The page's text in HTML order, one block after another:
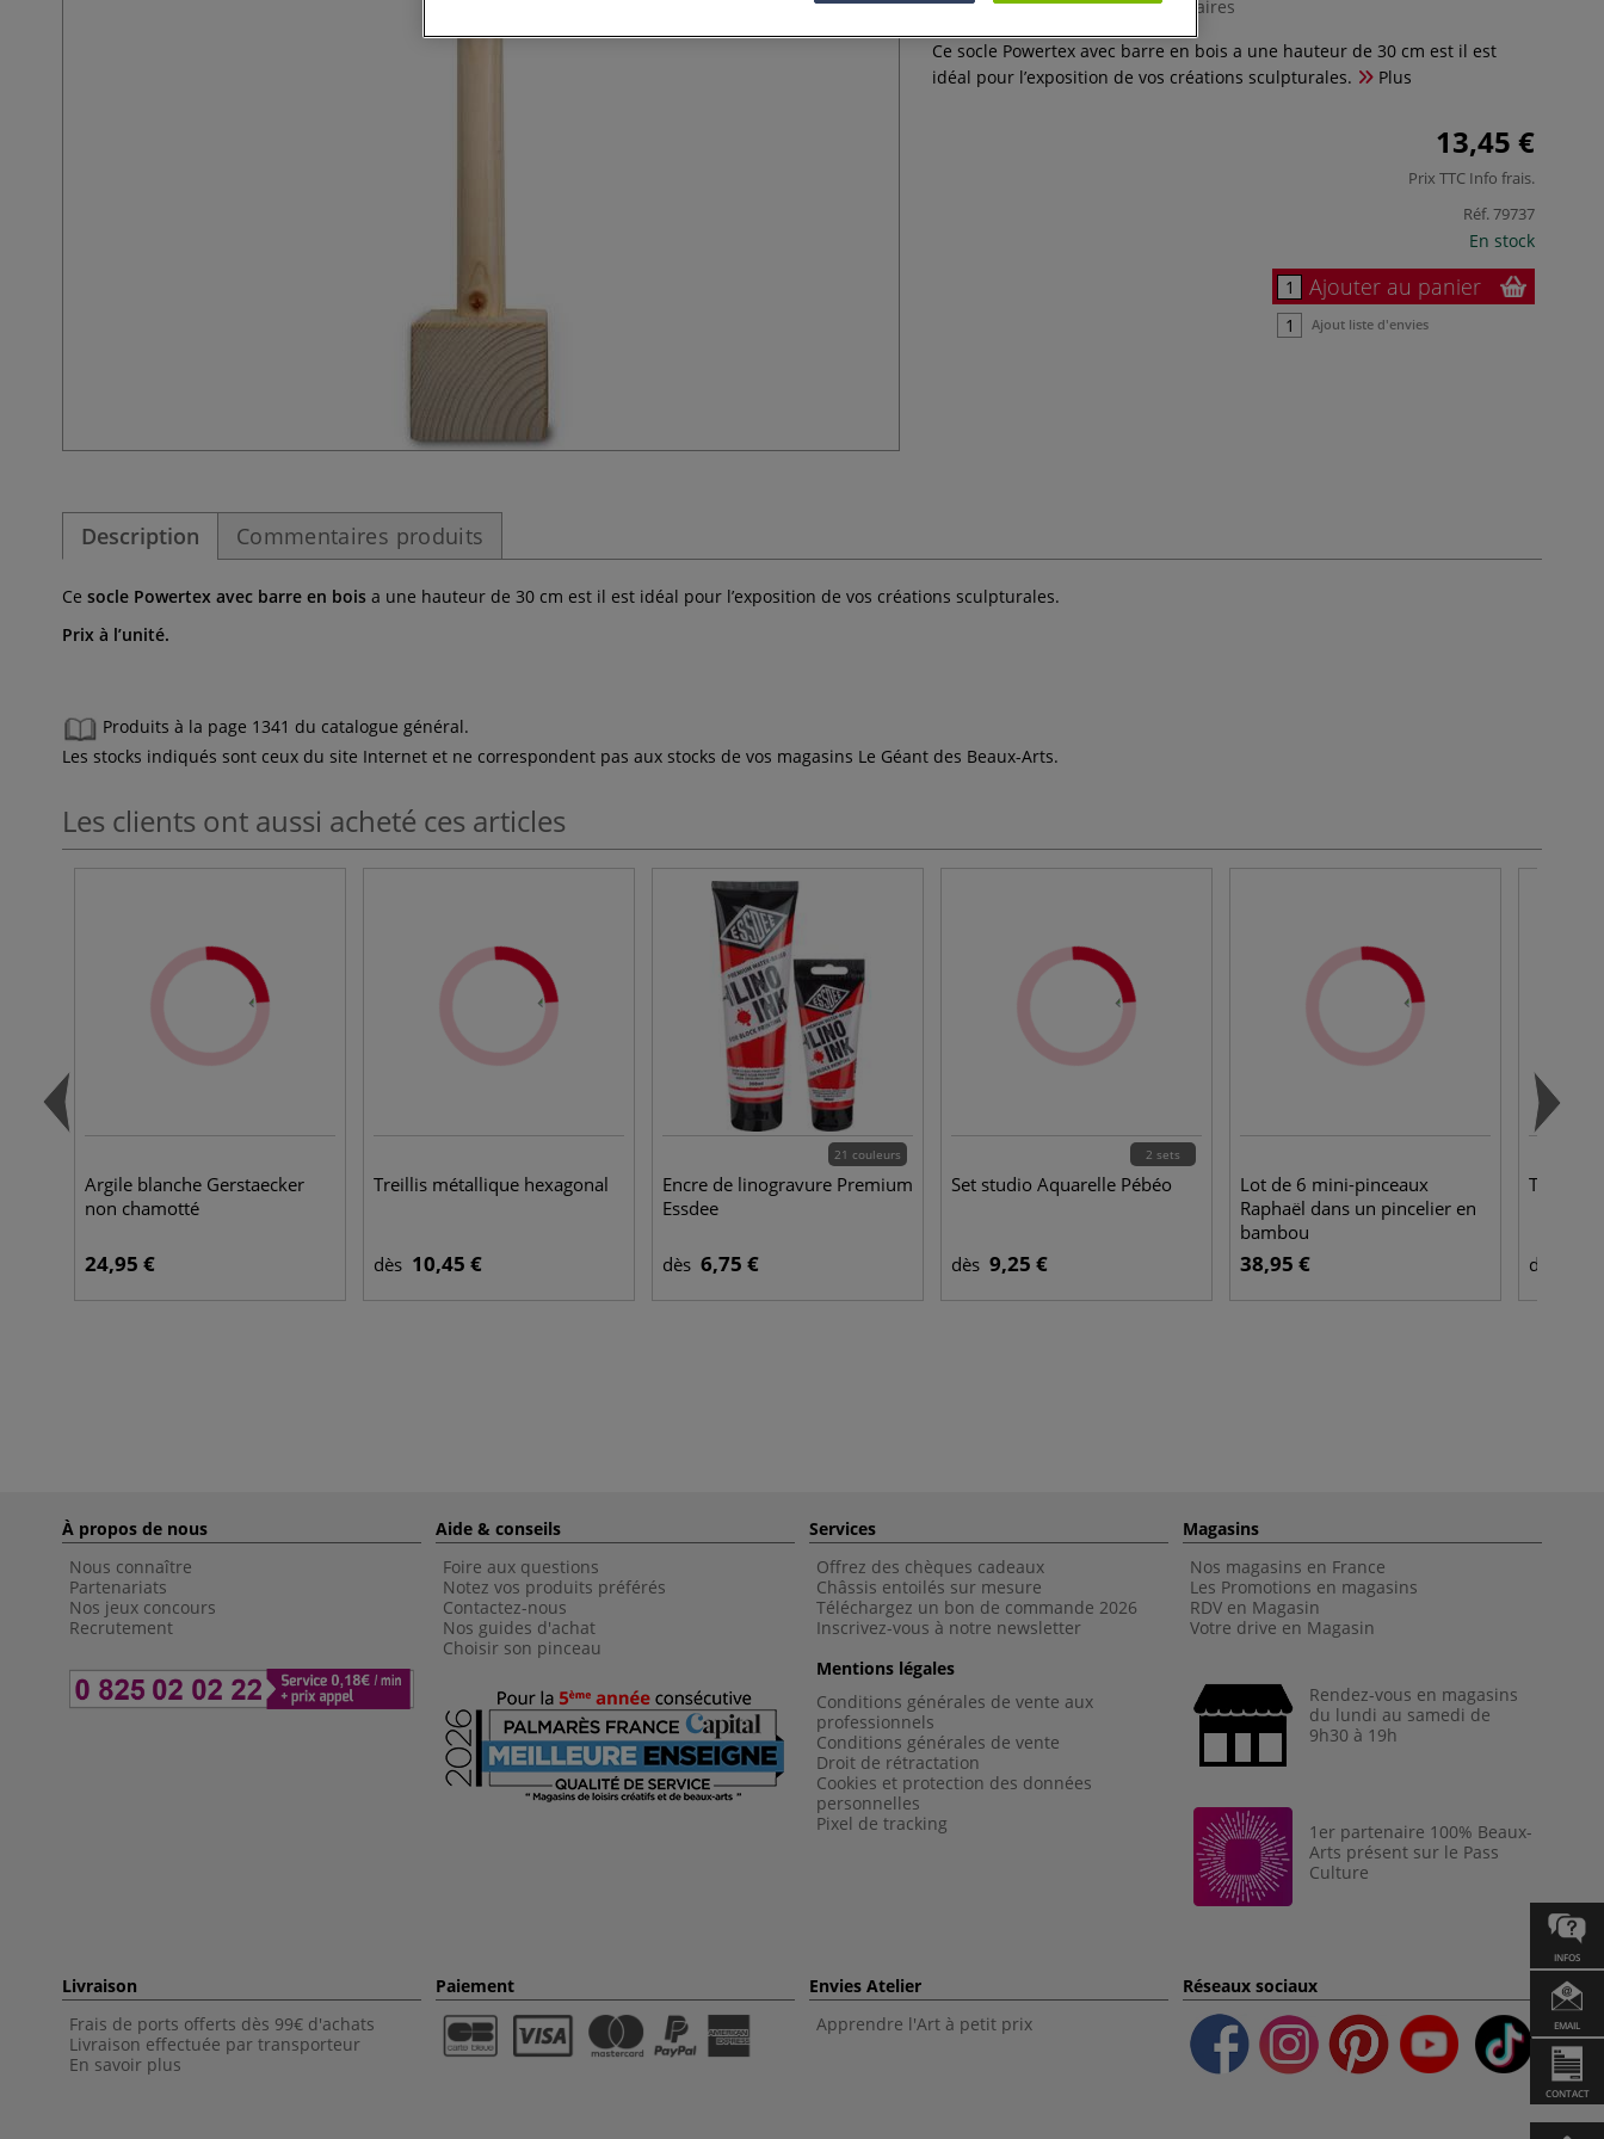
INFOS
EMAIL
CONTACT
0 Commentaires
Ce socle Powertex avec barre en bois a une hauteur de 30 cm est il est
idéal pour l’exposition de vos créations sculpturales.
Plus
13,45 €
Prix TTC Info frais.
Réf.79737
En stock
Ajouter au panier
Ajout liste d'envies
Description Commentaires produits
Ce socle Powertex avec barre en bois a une hauteur de 30 cm est il est idéal pour l’exposition de vos créations sculpturales.
Prix à l’unité.
Produits à la page 1341 du catalogue général.
Les stocks indiqués sont ceux du site Internet et ne correspondent pas aux stocks de vos magasins Le Géant des Beaux-Arts.
Les clients ont aussi acheté ces articles
Argile blanche Gerstaecker
non chamotté
24,95 €
Treillis métallique hexagonal
dès 10,45 €
21 couleurs
Encre de linogravure Premium
Essdee
dès 6,75 €
2 sets
Set studio Aquarelle Pébéo
dès 9,25 €
Lot de 6 mini-pinceaux
Raphaël dans un pincelier en
bambou
38,95 €
Tige en
dès
À propos de nous
Nous connaître
Partenariats
Nos jeux concours
Recrutement
Aide & conseils
Foire aux questions
Notez vos produits préférés
Contactez-nous
Nos guides d'achat
Choisir son pinceau
Services
Offrez des chèques cadeaux
Châssis entoilés sur mesure
Téléchargez un bon de commande 2026
Inscrivez-vous à notre newsletter
Mentions légales
Conditions générales de vente aux
professionnels
Conditions générales de vente
Droit de rétractation
Cookies et protection des données
personnelles
Pixel de tracking
Magasins
Nos magasins en France
Les Promotions en magasins
RDV en Magasin
Votre drive en Magasin
Rendez-vous en magasins
du lundi au samedi de
9h30 à 19h
1er partenaire 100% Beaux-
Arts présent sur le Pass
Culture
Livraison
Frais de ports offerts dès 99€ d'achats
Livraison effectuée par transporteur
En savoir plus
Paiement
Envies Atelier
Apprendre l'Art à petit prix
Réseaux sociaux